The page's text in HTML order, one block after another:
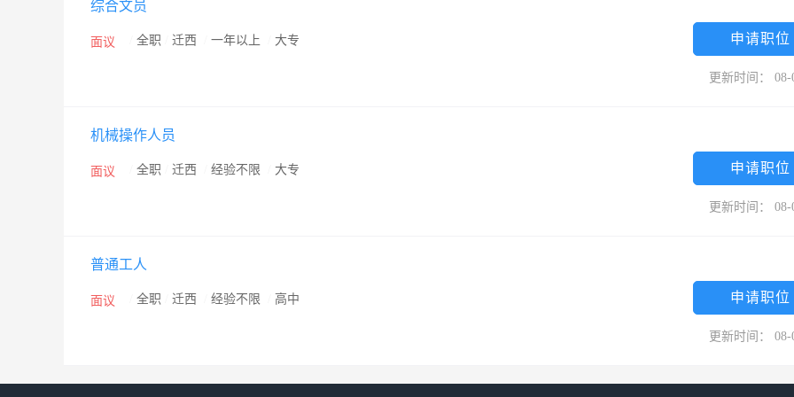
综合文员
面议 全职 迁西 一年以上 大专 申请职位
更新时间： 08-
机械操作人员
面议 全职 迁西 经验不限 大专 申请职位
更新时间： 08-
普通工人
面议 全职 迁西 经验不限 高中 申请职位
更新时间： 08-